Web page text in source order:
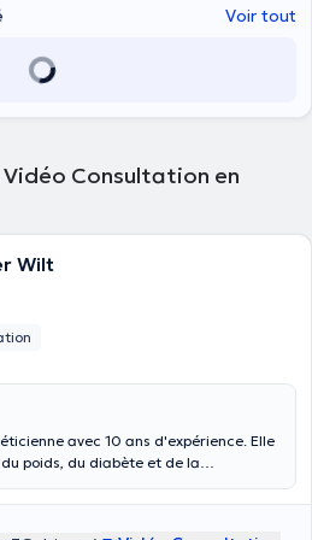
de votre alimentation et de votre
à votre corps et à vos besoins et ceci
Voir tout
Consultation en
Wilt
avec 10 ans d'expérience. Elle
poids, du diabète et de la
Elle a commencé à travailler